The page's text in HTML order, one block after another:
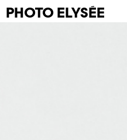
PHOTO ELYSÉE